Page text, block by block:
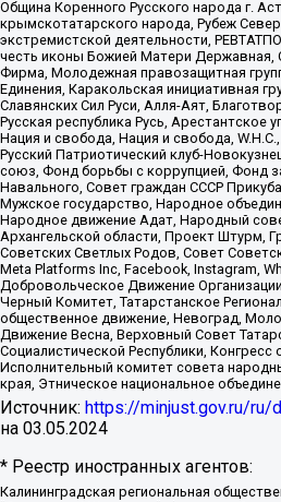
Община Коренного Русского народа г.
крымскотатарского народа, Рубеж
экстремистской деятельности,
честь иконы Божией Матери Державная,
Фирма, Молодежная правозащитная
Единения, Каракольская инициативная
Славянских Сил Руси, Алля-Аят,
Русская республика Русь, Арестантское
Нация и свобода, Нация и свобода,
Русский Патриотический клуб-
союз, Фонд борьбы с коррупцией, Фонд
Навального, Совет граждан СССР
Мужское государство, Народное
Народное движение Адат, Народный
Архангельской области, Проект Штурм,
Советских Светлых Родов, Совет
Meta Platforms Inc, Facebook, Instagram,
Добровольческое Движение
Черный Комитет, Татарстанское
общественное движение, Невоград,
Движение Весна, Верховный Совет
Социалистической Республики,
Исполнительный комитет совета
края, Этническое национальное
Источник: https://minjust.gov.ru/ru/
на 03.05.2024
* Реестр иностранных агентов:
Калининградская региональная общественная организация "Экозащита!-Женсовет", Фонд содействия защите прав и свобод граждан "Общественный вердикт", Фонд "Институт Развития Свободы Информации", Частное учреждение "Информационное агентство МЕМО. РУ", Региональная общественная организация "Общественная комиссия по сохранению наследия академика Сахарова", Фонд поддержки свободы прессы, Санкт-Петербургская общественная правозащитная организация "Гражданский контроль", Межрегиональная общественная организация "Информационно-просветительский центр "Мемориал", Региональный Фонд "Центр Защиты Прав Средств Массовой Информации", с 05.12.2023 Фонд "Центр Защиты Прав Средств массовой информации", Региональная общественная благотворительная организация помощи беженцам и мигрантам "Гражданское содействие", Негосударственное образовательное учреждение дополнительного профессионального образования (повышение квалификации) специалистов "АКАДЕМИЯ ПО ПРАВАМ ЧЕЛОВЕКА", Свердловская региональная общественная организация "Сутяжник", Автономная некоммерческая организация "Центр независимых социологических исследований", Союз общественных объединений "Российский исследовательский центр по правам человека", Региональное общественное учреждение научно-информационный центр "МЕМОРИАЛ", Некоммерческая организация "Фонд защиты гласности", Автономная некоммерческая организация "Институт прав человека", Городская общественная организация "Екатеринбургское общество "МЕМОРИАЛ", Городская общественная организация "Рязанское историко-просветительское и правозащитное общество "Мемориал" (Рязанский Мемориал), Челябинский региональный орган общественной самодеятельности – женское общественное объединение "Женщины Евразии", Челябинский региональный орган общественной самодеятельности "Уральская правозащитная группа", Фонд содействия защите здоровья и социальной справедливости имени Андрея Рылькова, Автономная Некоммерческая Организация "Аналитический Центр Юрия Левады", Автономная некоммерческая организация социальной поддержки населения "Проект Апрель", Региональная общественная организация помощи женщинам и детям, находящимся в кризисной ситуации "Информационно-методический центр "Анна", Фонд содействия развитию массовых коммуникаций и правовому просвещению "Так-так-Так", Фонд содействия устойчивому развитию "Серебряная тайга", Свердловский региональный общественный фонд социальных проектов "Новое время", "Idel.Реалии", Кавказ.Реалии, Крым.Реалии, Телеканал Настоящее Время, Татаро-башкирская служба Радио Свобода (Azatliq Radiosi), Радио Свободная Европа/Радио Свобода (PCE/PC), "Сибирь.Реалии", "Фактограф", Благотворительный фонд помощи осужденным и их семьям, Автономная некоммерческая организация "Институт глобализации и социальных движений", Фонд "В защиту прав заключенных", Частное учреждение "Центр поддержки и содействия развитию средств массовой информации", Пензенский региональный общественный благотворительный фонд "Гражданский союз", "Север.Реалии", Некоммерческая организация Фонд "Правовая инициатива", Общество с ограниченной ответственностью "Радио Свободная Европа/Радио Свобода", Чешское информационное агентство "MEDIUM-ORIENT", Красноярская региональная общественная организация "Мы против СПИДа", Камалягин Денис Николаевич, Маркелов Сергей Евгеньевич, Пономарев Лев Александрович, Савицкая Людмила Алексеевна, Автономная некоммерческая организация "Центр по работе с проблемой насилия "НАСИЛИЮ.НЕТ", Межрегиональный профессиональный союз работников здравоохранения "Альянс врачей", Юридическое лицо, зарегистрированное в Латвийской Республике, SIA "Medusa Project" (регистрационный номер 40103797863, дата регистрации 10.06.2014), Некоммерческая организация "Фонд по борьбе с коррупцией", Автономная некоммерческая организация "Институт права и публичной политики", Баданин Роман Сергеевич, Гликин Максим Александрович, Железнова Мария Михайловна, Лукьянова Юлия Сергеевна, Маетная Елизавета Витальевна, Маняхин Петр Борисович, Чуракова Ольга Владимировна, Ярош Юлия Петровна, Юридическое лицо "The Insider SIA", зарегистрированное в Риге, Латвийская Республика (дата регистрации 26.06.2015), являющееся администратором доменного имени интернет-издания "The Insider SIA", https://theins.ru, Постернак Алексей Евгеньевич, Рубин Михаил Аркадьевич, Анин Роман Александрович, Юридическое лицо Istories fonds, зарегистрированное в Латвийской Республике (регистрационный номер 50008295751, дата регистрации 24.02.2020), Великовский Дмитрий Александрович, Долинина Ирина Николаевна, Мароховская Алеся Алексеевна, Шлейнов Роман Юрьевич, Шмагун Олеся Валентиновна, Общество с ограниченной ответственностью "Альтаир 2021", Общество с ограниченной ответственностью "Вега 2021", Общество с ограниченной ответственностью "Главный редактор 2021", Общество с ограниченной ответственностью "Ромашки монолит", Важенков Артем Валерьевич, Ивановская областная общественная организация "Центр гендерных исследований", Гурман Юрий Альбертович, Медиапроект "ОВД-Инфо", Егоров Владимир Владимирович, Жилинский Владимир Александрович, Общество с ограниченной ответственностью "ЗП", Иванова София Юрьевна, Карезина Инна Павловна, Кильтау Екатерина Викторовна, Петров Алексей Викторович, Пискунов Сергей Евгеньевич, Смирнов Сергей Сергеевич, Тихонов Михаил Сергеевич, Общество с ограниченной ответственностью "ЖУРНАЛИСТ-ИНОСТРАННЫЙ АГЕНТ", Арапова Галина Юрьевна, Вольтская Татьяна Анатольевна, Американская компания "Mason G.E.S. Anonymous Foundation" (США), являющаяся владельцем интернет-издания https://mnews.world/, Компания "Stichting Bellingcat", зарегистрированная в Нидерландах (дата регистрации 11.07.2018), Захаров Андрей Вячеславович, Клепиковская Екатерина Дмитриевна, Общество с ограниченной ответственностью "МЕМО", Перл Роман Александрович, Симонов Евгений Алексеевич, Соловьева Елена Анатольевна, Сотников Даниил Владимирович, Сурначева Елизавета Дмитриевна, Автономная некоммерческая организация по защите прав человека и информированию населения "Якутия – Наше Мнение", Общество с ограниченной ответственностью "Москоу диджитал медиа", с 26.01.2023 Общество с ограниченной ответственностью "Чайка Белые сады", Ветошкина Валерия Валерьевна, Заговора Максим Александрович, Межрегиональное общественное движение "Российская ЛГБТ - сеть", Оленичев Максим Владимирович, Павлов Иван Юрьевич, Скворцова Елена Сергеевна, Общество с ограниченной ответственностью "Как бы инагент", Кочетков Игорь Викторович, Общество с ограниченной ответственностью "Честные выборы", Еланчик Олег Александрович, Общество с ограниченной ответственностью "Нобелевский призыв", Гималова Регина Эмилевна, Григорьев Андрей Валерьевич, Григорьева Алина Александровна, Ассоциация по содействию защите прав призывников, альтернативнослужащих и военнослужащих "Правозащитная группа "Гражданин.Армия.Право", Хисамова Регина Фаритовна, Автономная некоммерческая организация по реализации социально-правовых программ "Лилит", Дальневосточное общественное движение "Маяк", Санкт-